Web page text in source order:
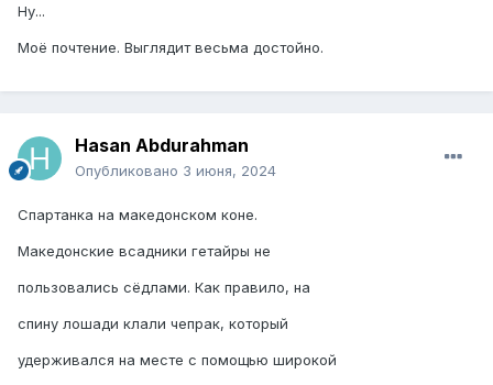
Ну...
Моё почтение. Выглядит весьма достойно.
Hasan Abdurahman
Опубликовано 3 июня, 2024
Спартанка на македонском коне.
Македонские всадники гетайры не
пользовались сёдлами. Как правило, на
спину лошади клали чепрак, который
удерживался на месте с помощью широкой